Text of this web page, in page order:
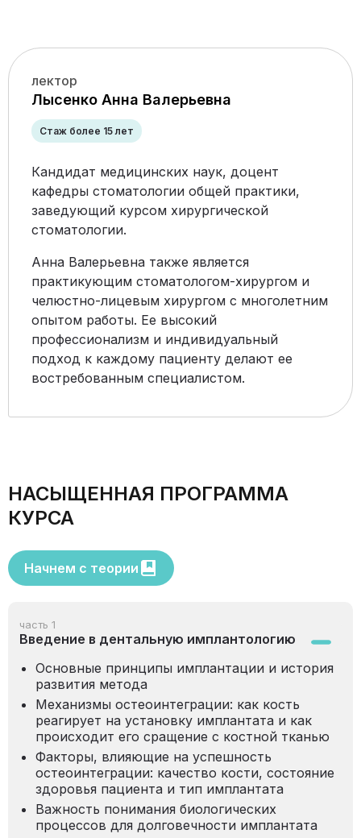
лектор
Лысенко Анна Валерьевна
Стаж более 15 лет
Кандидат медицинских наук, доцент
кафедры стоматологии общей практики,
заведующий курсом хирургической
стоматологии.
Анна Валерьевна также является
практикующим стоматологом-хирургом и
челюстно-лицевым хирургом с многолетним
опытом работы. Ее высокий
профессионализм и индивидуальный
подход к каждому пациенту делают ее
востребованным специалистом.
НАСЫЩЕННАЯ ПРОГРАММА
КУРСА
Начнем с теории
часть 1
Введение в дентальную имплантологию
Основные принципы имплантации и история
развития метода
Механизмы остеоинтеграции: как кость
реагирует на установку имплантата и как
происходит его сращение с костной тканью
Факторы, влияющие на успешность
остеоинтеграции: качество кости, состояние
здоровья пациента и тип имплантата
Важность понимания биологических
процессов для долговечности имплантата